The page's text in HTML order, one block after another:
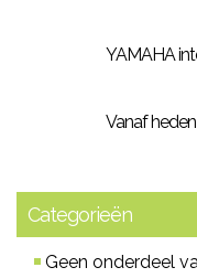
YAMAHA
Vanaf
Categorieën
Geen onderdeel